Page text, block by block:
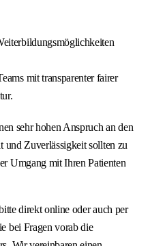
mit transparenter fairer
sehr hohen Anspruch an den
und Zuverlässigkeit sollten zu
Umgang mit Ihren Patienten
direkt online oder auch per
bei Fragen vorab die